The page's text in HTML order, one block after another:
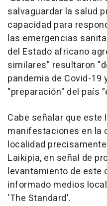
salvaguardar la salud
capacidad para
las emergencias
del Estado africano
similares" resultaron
pandemia de Covid-19
"preparación" del país
Cabe señalar que
manifestaciones en la
localidad
Laikipia, en señal de
levantamiento de este
informado medios
'The Standard'.